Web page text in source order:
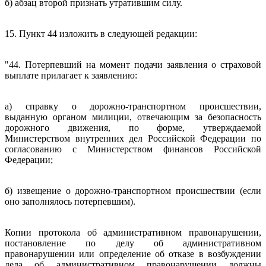
б) абзац второй признать утратившим силу.
15. Пункт 44 изложить в следующей редакции:
"44. Потерпевший на момент подачи заявления о страховой
выплате прилагает к заявлению:
а) справку о дорожно-транспортном происшествии,
выданную органом милиции, отвечающим за безопасность
дорожного движения, по форме, утверждаемой
Министерством внутренних дел Российской Федерации по
согласованию с Министерством финансов Российской
Федерации;
б) извещение о дорожно-транспортном происшествии (если
оно заполнялось потерпевшим).
Копии протокола об административном правонарушении,
постановление по делу об административном
правонарушении или определение об отказе в возбуждении